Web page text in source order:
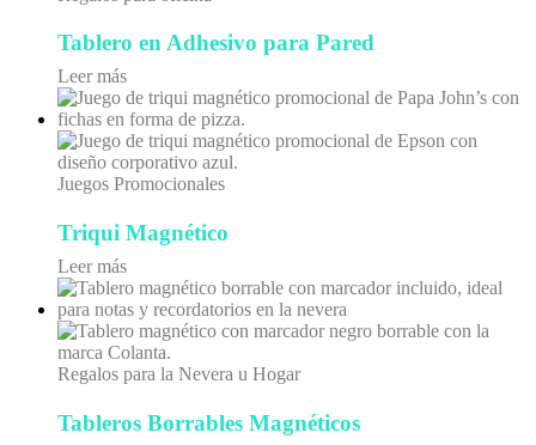
Tablero en Adhesivo para Pared
Leer más
Juegos Promocionales
Triqui Magnético
Leer más
Regalos para la Nevera u Hogar
Tableros Borrables Magnéticos